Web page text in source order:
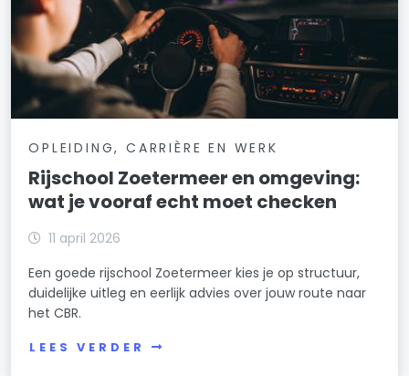
OPLEIDING, CARRIÈRE EN WERK
Rijschool Zoetermeer en omgeving:
wat je vooraf echt moet checken
11 april 2026
Een goede rijschool Zoetermeer kies je op structuur,
duidelijke uitleg en eerlijk advies over jouw route naar
het CBR.
LEES VERDER